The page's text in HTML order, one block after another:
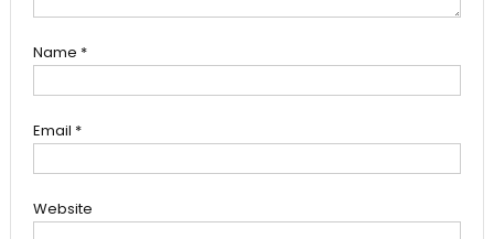
Name *
Email *
Website